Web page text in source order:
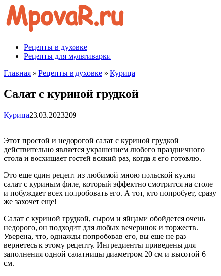
Перейти
контенту
Рецепты в духовке
Рецепты для мультиварки
Главная » Рецепты в духовке » Курица
Салат с куриной грудкой
Курица23.03.2023209
Этот простой и недорогой салат с куриной грудкой
действительно является украшением любого праздничного
стола и восхищает гостей всякий раз, когда я его готовлю.
Это еще один рецепт из любимой мною польской кухни —
салат с куриным филе, который эффектно смотрится на столе
и побуждает всех попробовать его. А тот, кто попробует, сразу
же захочет еще!
Салат с куриной грудкой, сыром и яйцами обойдется очень
недорого, он подходит для любых вечеринок и торжеств.
Уверена, что, однажды попробовав его, вы еще не раз
вернетесь к этому рецепту. Ингредиенты приведены для
заполнения одной салатницы диаметром 20 см и высотой 6
см.